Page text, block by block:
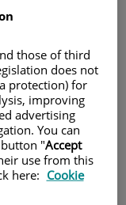
those of third
does not
protection) for
improving
advertising
You can
"Accept
use from this
here: Cookie